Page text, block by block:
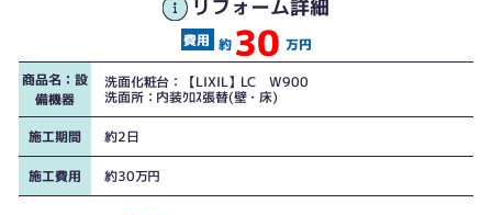
リフォーム詳細
約 30 万円
商品名：設
備機器
洗面化粧台：【LIXIL】LC W900
洗面所：内装ｸﾛｽ張替(壁・床)
施工期間 約2日
施工費用 約30万円